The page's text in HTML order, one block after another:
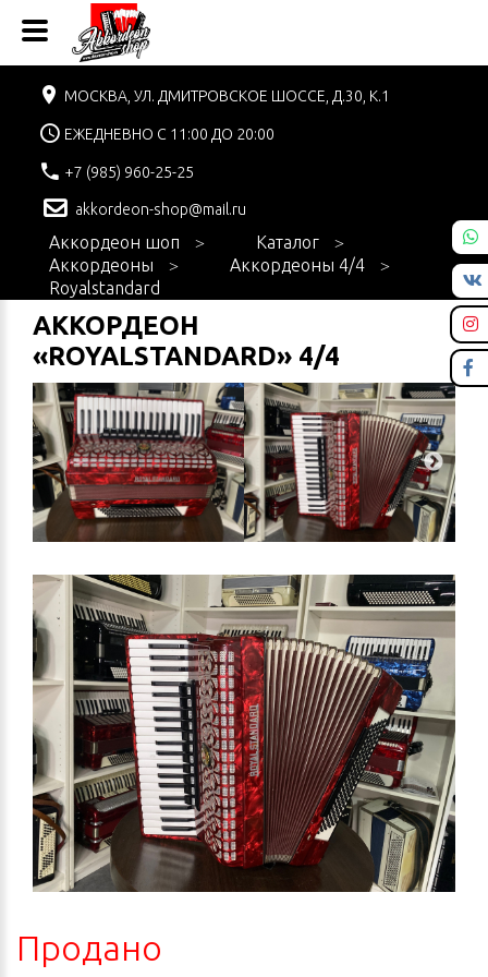
МОСКВА, УЛ. ДМИТРОВСКОЕ ШОССЕ, Д.30, К.1
ЕЖЕДНЕВНО С 11:00 ДО 20:00
+7 (985) 960-25-25
akkordeon-shop@mail.ru
Аккордеон шоп
Каталог
Аккордеоны
Аккордеоны 4/4
Royalstandard
АККОРДЕОН
«ROYALSTANDARD» 4/4
Продано